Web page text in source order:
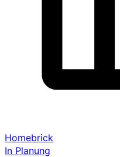
Homebrick
In Planung